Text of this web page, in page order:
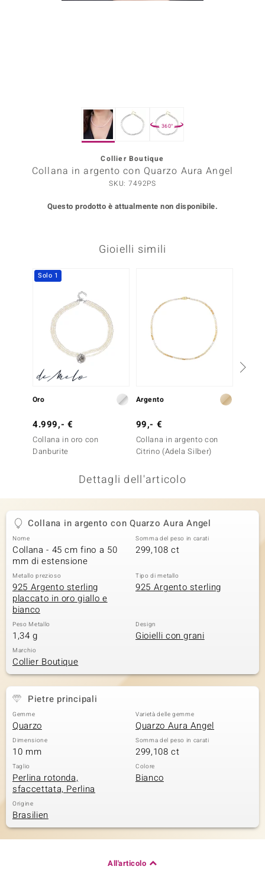
by de Melo
Classics
360°
Collier Boutique
Collana in argento con Quarzo Aura Angel
SKU: 7492PS
Questo prodotto è attualmente non disponibile.
Gioielli simili
Solo 1
Oro
4.999,- €
Collana in oro con
Danburite
Argento
99,- €
Collana in argento con
Citrino (Adela Silber)
Dettagli dell'articolo
Collana in argento con Quarzo Aura Angel
Nome
Collana - 45 cm fino a 50
mm di estensione
Somma del peso in carati
299,108 ct
Metallo prezioso
925 Argento sterling
placcato in oro giallo e
bianco
Tipo di metallo
925 Argento sterling
Peso Metallo
1,34 g
Design
Gioielli con grani
Marchio
Collier Boutique
Pietre principali
Gemme
Quarzo
Varietà delle gemme
Quarzo Aura Angel
Dimensione
10 mm
Somma del peso in carati
299,108 ct
Taglio
Perlina rotonda,
sfaccettata, Perlina
Colore
Bianco
Origine
Brasilien
All'articolo